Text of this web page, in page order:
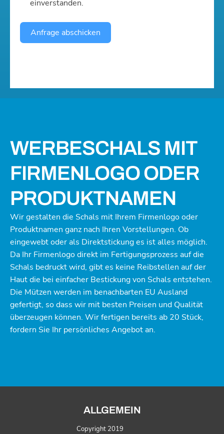
einverstanden.
Anfrage abschicken
WERBESCHALS MIT
FIRMENLOGO ODER
PRODUKTNAMEN
Wir gestalten die Schals mit Ihrem Firmenlogo oder
Produktnamen ganz nach Ihren Vorstellungen. Ob
eingewebt oder als Direktstickung es ist alles möglich.
Da Ihr Firmenlogo direkt im Fertigungsprozess auf die
Schals bedruckt wird, gibt es keine Reibstellen auf der
Haut die bei einfacher Bestickung von Schals entstehen.
Die Mützen werden im benachbarten EU Ausland
gefertigt, so dass wir mit besten Preisen und Qualität
überzeugen können. Wir fertigen bereits ab 20 Stück,
fordern Sie Ihr persönliches Angebot an.
ALLGEMEIN
Copyright 2019